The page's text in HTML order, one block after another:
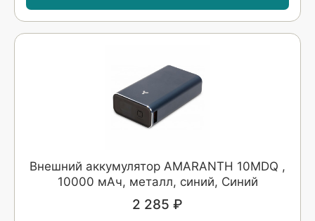
Внешний аккумулятор AMARANTH 10MDQ ,
10000 мАч, металл, синий, Синий
2 285 ₽